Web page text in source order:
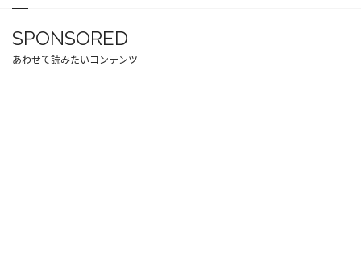
SPONSORED
あわせて読みたいコンテンツ